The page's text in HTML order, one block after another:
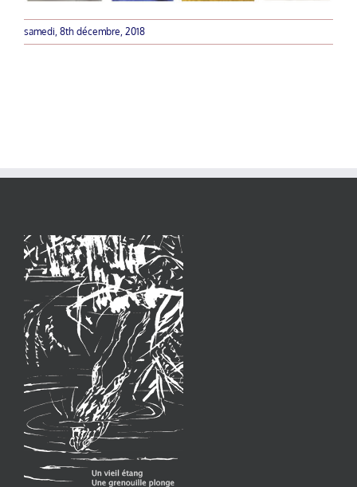
samedi, 8th décembre, 2018